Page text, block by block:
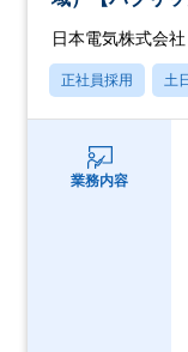
日本電気株式会社
正社員採用 土
業務内容